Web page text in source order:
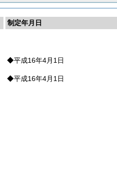
制定年月日
◆平成16年4月1日
◆平成16年4月1日